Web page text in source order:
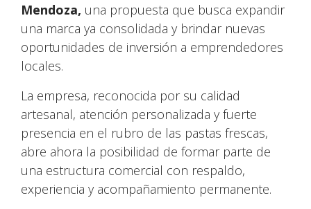
Mendoza, una propuesta que busca expandir
una marca ya consolidada y brindar nuevas
oportunidades de inversión a emprendedores
locales.
La empresa, reconocida por su calidad
artesanal, atención personalizada y fuerte
presencia en el rubro de las pastas frescas,
abre ahora la posibilidad de formar parte de
una estructura comercial con respaldo,
experiencia y acompañamiento permanente.